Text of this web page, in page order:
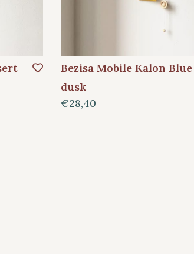
Bezisa Mobile Kalon Blue
dusk
€28,40